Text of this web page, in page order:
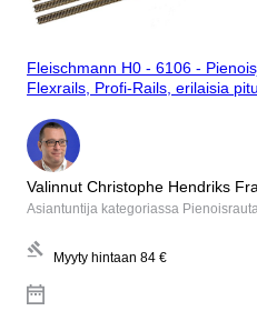
Fleischmann H0 - 6106 -
Flexrails, Profi-Rails, erilaisia
Valinnut Christophe Hendriks
Asiantuntija kategoriassa
Myyty hintaan 84 €